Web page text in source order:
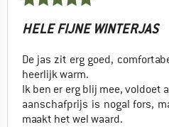
HELE FIJNE WINTERJAS
De jas zit erg goed,
heerlijk warm.
Ik ben er erg blij mee, voldoet
aanschafprijs is nogal fors,
maakt het wel waard.